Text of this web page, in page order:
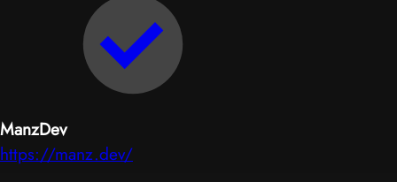
ManzDev
https://manz.dev/